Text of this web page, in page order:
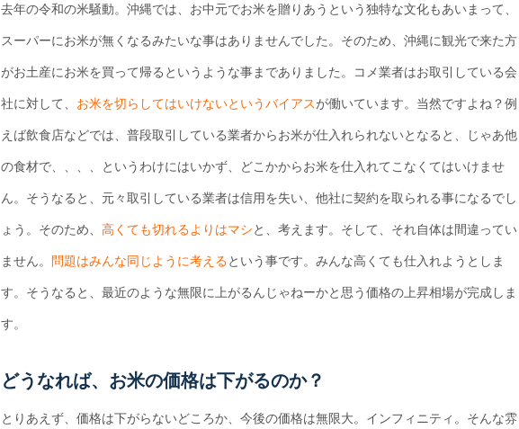
去年の令和の米騒動。沖縄では、お中元でお米を贈りあうという独特な文化もあいまって、
スーパーにお米が無くなるみたいな事はありませんでした。そのため、沖縄に観光で来た方
がお土産にお米を買って帰るというような事までありました。コメ業者はお取引している会
社に対して、 お米を切らしてはいけないというバイアスが働いています。当然ですよね？例
えば飲食店などでは、普段取引している業者からお米が仕入れられないとなると、じゃあ他
の食材で、、、、というわけにはいかず、どこかからお米を仕入れてこなくてはいけませ
ん。そうなると、元々取引している業者は信用を失い、他社に契約を取られる事になるでし
ょう。そのため、 高くても切れるよりはマシと、考えます。そして、それ自体は間違ってい
ません。 問題はみんな同じように考えるという事です。みんな高くても仕入れようとしま
す。そうなると、最近のような無限に上がるんじゃねーかと思う価格の上昇相場が完成しま
す。
どうなれば、お米の価格は下がるのか？
とりあえず、価格は下がらないどころか、今後の価格は無限大。インフィニティ。そんな雰